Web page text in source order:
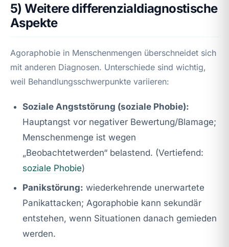
5) Weitere differenzialdiagnostische
Aspekte
Agoraphobie in Menschenmengen überschneidet sich
mit anderen Diagnosen. Unterschiede sind wichtig,
weil Behandlungsschwerpunkte variieren:
Soziale Angststörung (soziale Phobie):
Hauptangst vor negativer Bewertung/Blamage;
Menschenmenge ist wegen
„Beobachtetwerden“ belastend. (Vertiefend:
soziale Phobie)
Panikstörung: wiederkehrende unerwartete
Panikattacken; Agoraphobie kann sekundär
entstehen, wenn Situationen danach gemieden
werden.